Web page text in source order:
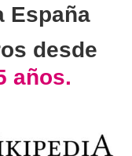
España
desde
años.